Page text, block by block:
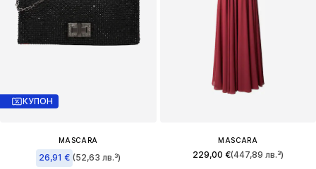
КУПОН
MASCARA
26,91 € (52,63 лв.³)
MASCARA
229,00 €(447,89 лв.³)